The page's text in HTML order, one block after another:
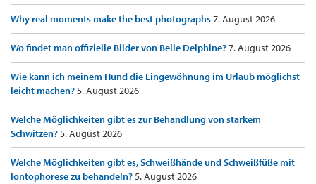
Why real moments make the best photographs7. August 2026
Wo findet man offizielle Bilder von Belle Delphine?7. August 2026
Wie kann ich meinem Hund die Eingewöhnung im Urlaub möglichst
leicht machen?5. August 2026
Welche Möglichkeiten gibt es zur Behandlung von starkem
Schwitzen?5. August 2026
Welche Möglichkeiten gibt es, Schweißhände und Schweißfüße mit
Iontophorese zu behandeln?5. August 2026